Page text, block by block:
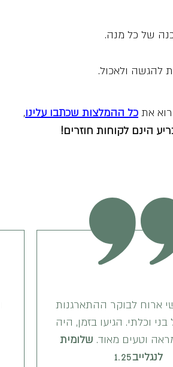
של כל מנה.
להגשה ולאכול.
את כל ההמלצות שכתבו עלינו,
הינם לקוחות חוזרים!
ארוח לבוקר ההתארגנות
וכלתי. הגיעו בזמן, היה
וטעים מאוד. שלומית
לנגלייב1.25